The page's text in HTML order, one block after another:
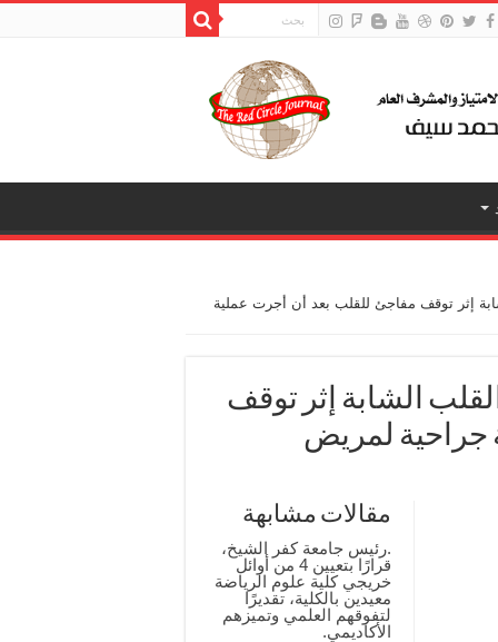
إثر توقف مفاجئ للقلب بعد أن أجرت عملية
الشابة إثر توقف
جراحية لمريض
مقالات مشابهة
.رئيس جامعة كفر الشيخ،
قرارًا بتعيين 4 من أوائل
خريجي كلية علوم الرياضة
معيدين بالكلية، تقديرًا
لتفوقهم العلمي وتميزهم
الأكاديمي.